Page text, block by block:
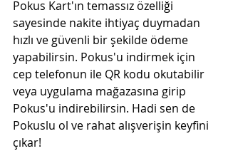
Pokus Kart'ın temassız özelliği
sayesinde nakite ihtiyaç duymadan
hızlı ve güvenli bir şekilde ödeme
yapabilirsin. Pokus'u indirmek için
cep telefonun ile QR kodu okutabilir
veya uygulama mağazasına girip
Pokus'u indirebilirsin. Hadi sen de
Pokuslu ol ve rahat alışverişin keyfini
çıkar!